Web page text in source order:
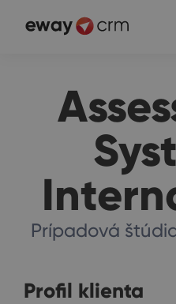
Prípadová
Profil klienta